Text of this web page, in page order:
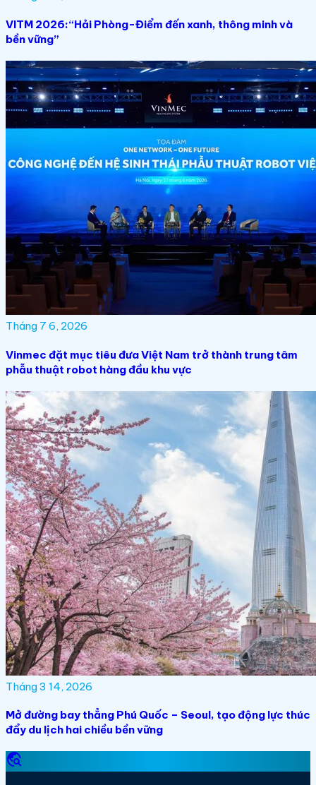
VITM 2026:“Hải Phòng-Điểm đến xanh, thông minh và
bền vững”
Tháng 7 6, 2026
Vinmec đặt mục tiêu đưa Việt Nam trở thành trung tâm
phẫu thuật robot hàng đầu khu vực
Tháng 3 14, 2026
Mở đường bay thẳng Phú Quốc – Seoul, tạo động lực thúc
đẩy du lịch hai chiều bền vững
travel_explore